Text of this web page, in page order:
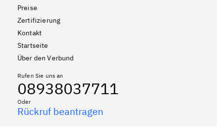
Preise
Zertifizierung
Kontakt
Startseite
Über den Verbund
Rufen Sie uns an
08938037711
Oder
Rückruf beantragen